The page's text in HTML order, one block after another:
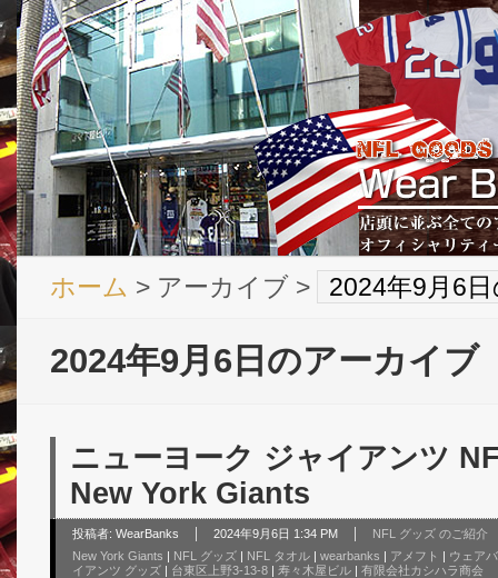
ホーム > アーカイブ > 2024年9月6
2024年9月6日のアーカイブ
ニューヨーク ジャイアンツ
New York Giants
投稿者: WearBanks 2024年9月6日 1:34 PM
NFL グッズ のご紹介
New York Giants | NFL グッズ | NFL タオル | wearbanks | アメフト | ウェア
イアンツ グッズ | 台東区上野3-13-8 | 寿々木屋ビル | 有限会社カシハラ商会